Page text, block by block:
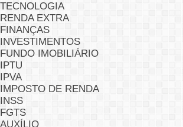
TECNOLOGIA
RENDA EXTRA
FINANÇAS
INVESTIMENTOS
FUNDO IMOBILIÁRIO
IPTU
IPVA
IMPOSTO DE RENDA
INSS
FGTS
AUXÍLIO